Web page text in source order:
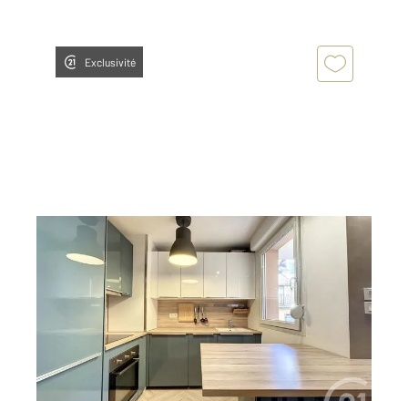
Exclusivité
BELFORT 90
64 m2, 3 pièces
Ref : 30224
Appartement F3 à louer
750 €
par mois charges comprises
Visiter le site dédié